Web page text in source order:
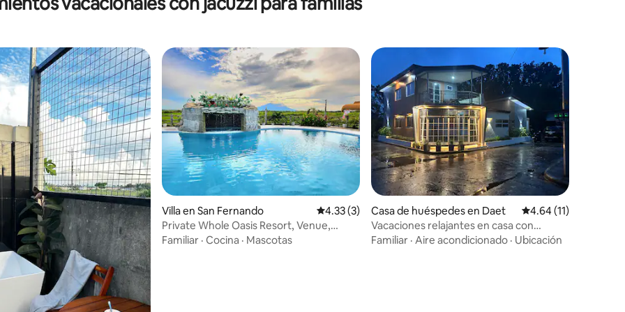
5 de 5, 9 reseñas
Villa en San Fernando Calificación promedio: 4.33 de 5, 3 reseñas
4.33 (3)
Private Whole Oasis Resort, Venue,
Staycation
Familiar · Cocina · Mascotas
Casa de huéspedes en Daet Calificación
4.64 (11)
Vacaciones relajantes en casa con
piscina:
Familiar · Aire acondicionado · Ubicación